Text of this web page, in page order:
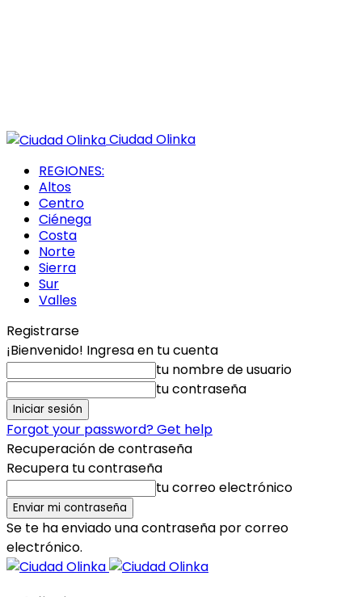
Ciudad Olinka
REGIONES:
Altos
Centro
Ciénega
Costa
Norte
Sierra
Sur
Valles
Registrarse
¡Bienvenido! Ingresa en tu cuenta
tu nombre de usuario
tu contraseña
Forgot your password? Get help
Recuperación de contraseña
Recupera tu contraseña
tu correo electrónico
Se te ha enviado una contraseña por correo
electrónico.